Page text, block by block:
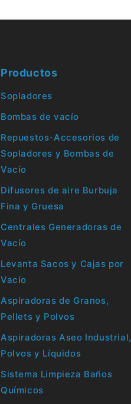
Productos
Sopladores
Bombas de vacío
Repuestos-Accesorios de
Sopladores y Bombas de
Vacío
Difusores de aire Burbuja
Fina y Gruesa
Centrales Generadoras de
Vacío
Levanta Sacos y Cajas por
Vacío
Aspiradoras de Granos,
Pellets y Polvos
Aspiradoras Aseo Industrial,
Polvos y Líquidos
Sistema Limpieza Baños
Químicos